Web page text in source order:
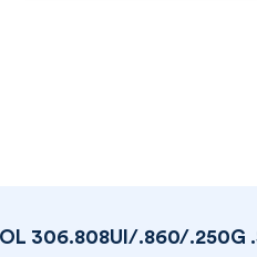
306.808UI/.860/.250G